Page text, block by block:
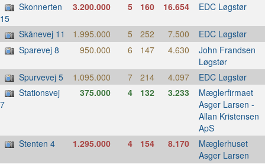
Skonnerten
15
3.200.000 5 160 16.654 EDC Løgstør
Skånevej 11 1.995.000 5 252 7.500 EDC Løgstør
Sparevej 8
950.000 6 147 4.630 John Frandsen
Løgstør
Spurvevej 5
1.095.000 7 214 4.097 EDC Løgstør
Stationsvej
7
375.000 4 132 3.233 Mæglerfirmaet
Asger Larsen -
Allan Kristensen
ApS
Stenten 4
1.295.000 4 154 8.170 Mæglerhuset
Asger Larsen